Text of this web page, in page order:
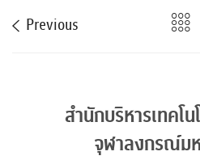
Previous
สำนักบริหารเทคโ
จุฬาลงกรณ์ม